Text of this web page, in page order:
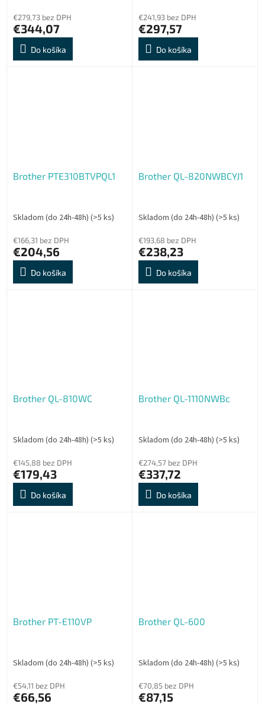
€279,73 bez DPH
€344,07
Do košíka
€241,93 bez DPH
€297,57
Do košíka
Brother PTE310BTVPQL1
Skladom (do 24h-48h) (>5 ks)
€166,31 bez DPH
€204,56
Do košíka
Brother QL-820NWBCYJ1
Skladom (do 24h-48h) (>5 ks)
€193,68 bez DPH
€238,23
Do košíka
Brother QL-810WC
Skladom (do 24h-48h) (>5 ks)
€145,88 bez DPH
€179,43
Do košíka
Brother QL-1110NWBc
Skladom (do 24h-48h) (>5 ks)
€274,57 bez DPH
€337,72
Do košíka
Brother PT-E110VP
Skladom (do 24h-48h) (>5 ks)
€54,11 bez DPH
€66,56
Brother QL-600
Skladom (do 24h-48h) (>5 ks)
€70,85 bez DPH
€87,15